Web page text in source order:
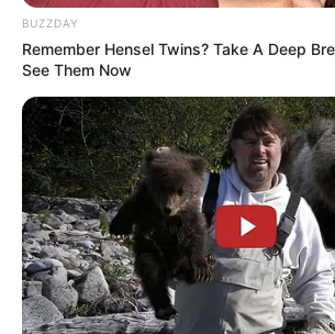
BUZZDAY
Remember Hensel Twins? Take A Deep
See Them Now